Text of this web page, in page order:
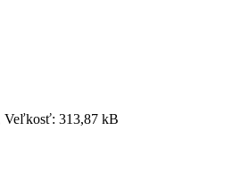
Veľkosť: 313,87 kB